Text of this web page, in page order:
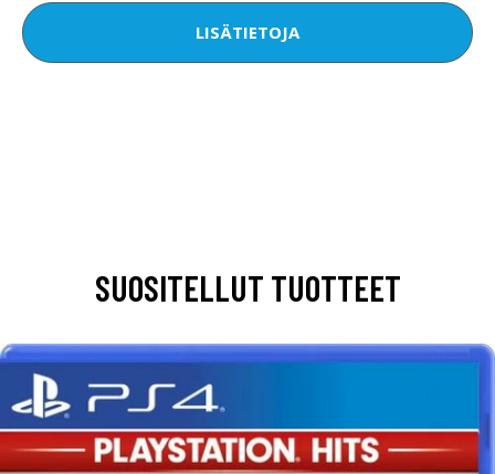
LISÄTIETOJA
SUOSITELLUT TUOTTEET